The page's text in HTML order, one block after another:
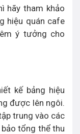
hãy tham khảo
hiệu quán cafe
ý tưởng cho
kế bảng hiệu
được lên ngôi.
trung vào các
tổng thể thu